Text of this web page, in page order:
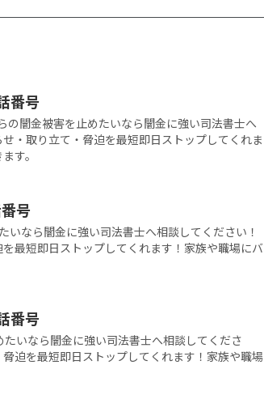
番号
闇金被害を止めたいなら闇金に強い司法書士へ
・取り立て・脅迫を最短即日ストップしてくれま
す。
号
なら闇金に強い司法書士へ相談してください！
最短即日ストップしてくれます！家族や職場にバ
番号
いなら闇金に強い司法書士へ相談してくださ
迫を最短即日ストップしてくれます！家族や職場